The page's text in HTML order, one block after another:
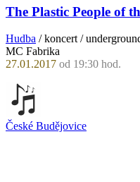
The Plastic People of
Hudba / koncert /
MC Fabrika
27.01.2017 od 19:30 hod.
České Budějovice